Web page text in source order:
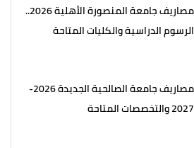
مصاريف جامعة المنصورة الأهلية 2026..
الرسوم الدراسية والكليات المتاحة
مصاريف جامعة الصالحية الجديدة 2026-
2027 والتخصصات المتاحة